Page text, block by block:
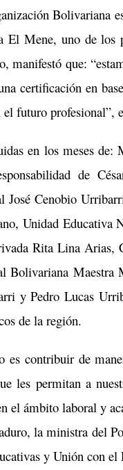
Bolivariana
El Mene, uno de
manifestó que:
certificación en
futuro profesional”,
en los meses
de
José Cenobio
Unidad Educativa
Rita Lina
Bolivariana
y Pedro Lucas
de la región.
es contribuir de
les permitan a
el ámbito laboral y
la ministra del
y Unión con